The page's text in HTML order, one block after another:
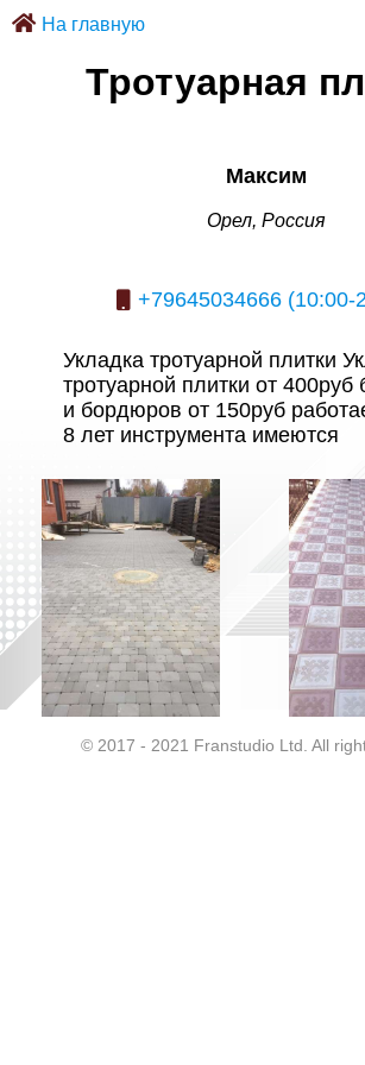
На главную
Тротуарная
Максим
Орел, Россия
+79645034666 (10:00-
Укладка тротуарной плитки
тротуарной плитки от 400руб
и бордюров от 150руб
8 лет инструмента имеются
© 2017 - 2021 Franstudio Ltd. All